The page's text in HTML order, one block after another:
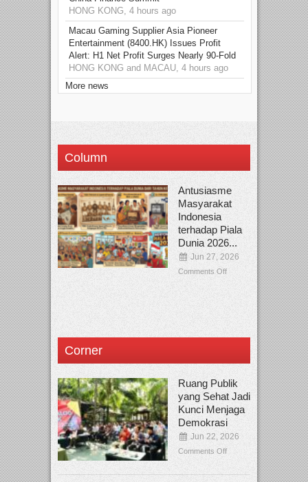
HONG KONG, 4 hours ago
Macau Gaming Supplier Asia Pioneer
Entertainment (8400.HK) Issues Profit
Alert: H1 Net Profit Surges Nearly 90-Fold
HONG KONG and MACAU, 4 hours ago
More news
Column
Antusiasme
Masyarakat
Indonesia
terhadap Piala
Dunia 2026...
Jun 27, 2026
Comments Off
Corner
Ruang Publik
yang Sehat Jadi
Kunci Menjaga
Demokrasi
Jun 22, 2026
Comments Off